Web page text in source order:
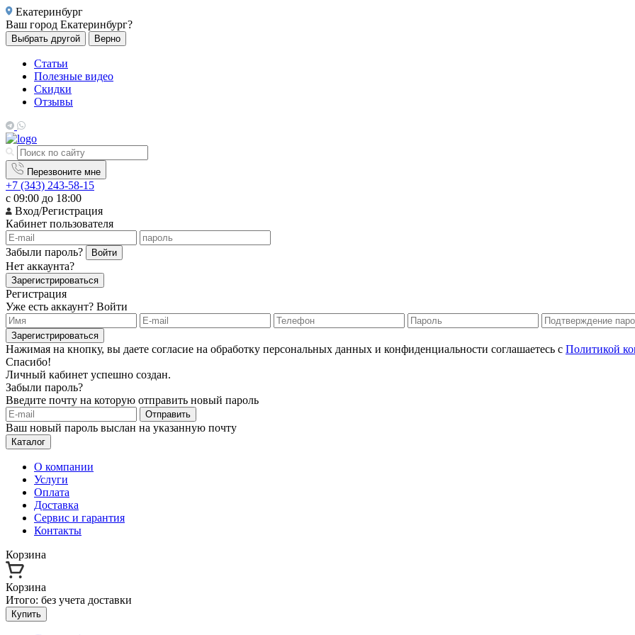
Екатеринбург
Ваш город Екатеринбург?
Выбрать другой Верно
Статьи
Полезные видео
Скидки
Отзывы
Перезвоните мне
+7 (343) 243-58-15
с 09:00 до 18:00
Вход/Регистрация
Кабинет пользователя
Забыли пароль? Войти
Нет аккаунта?
Зарегистрироваться
Регистрация
Уже есть аккаунт? Войти
Зарегистрироваться
Нажимая на кнопку, вы даете согласие на обработку персональных данных и конфиденциальности соглашаетесь с Политикой
Спасибо!
Личный кабинет успешно создан.
Забыли пароль?
Введите почту на которую отправить новый пароль
Отправить
Ваш новый пароль выслан на указанную почту
Каталог
О компании
Услуги
Оплата
Доставка
Сервис и гарантия
Контакты
Корзина
Корзина
Итого: без учета доставки
Купить